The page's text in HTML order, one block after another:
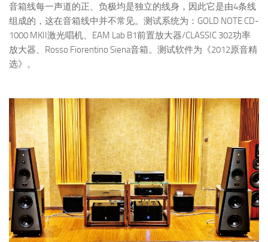
音箱线每一声道的正、负极均是独立的线身，因此它是由4条线
组成的，这在音箱线中并不常见。测试系统为：GOLD NOTE CD-
1000 MKII激光唱机、EAM Lab B1前置放大器/CLASSIC 302功率
放大器、Rosso Fiorentino Siena音箱。测试软件为《2012原音精
选》。